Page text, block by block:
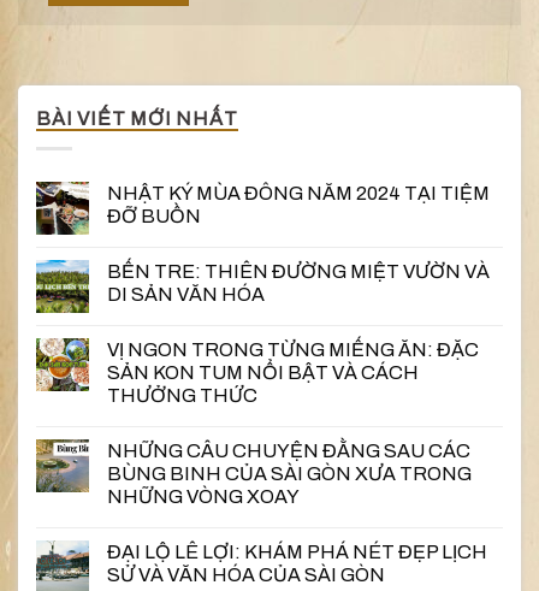
BÀI VIẾT MỚI NHẤT
NHẬT KÝ MÙA ĐÔNG NĂM 2024 TẠI TIỆM
ĐỠ BUỒN
BẾN TRE: THIÊN ĐƯỜNG MIỆT VƯỜN VÀ
DI SẢN VĂN HÓA
VỊ NGON TRONG TỪNG MIẾNG ĂN: ĐẶC
SẢN KON TUM NỔI BẬT VÀ CÁCH
THƯỞNG THỨC
NHỮNG CÂU CHUYỆN ĐẰNG SAU CÁC
BÙNG BINH CỦA SÀI GÒN XƯA TRONG
NHỮNG VÒNG XOAY
ĐẠI LỘ LÊ LỢI: KHÁM PHÁ NÉT ĐẸP LỊCH
SỬ VÀ VĂN HÓA CỦA SÀI GÒN